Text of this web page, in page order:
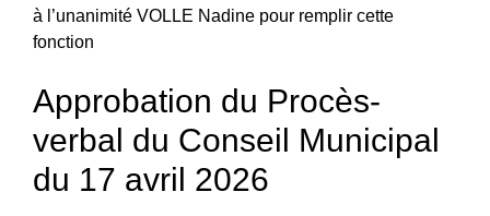
à l’unanimité VOLLE Nadine pour remplir cette
fonction
Approbation du Procès-
verbal du Conseil Municipal
du 17 avril 2026